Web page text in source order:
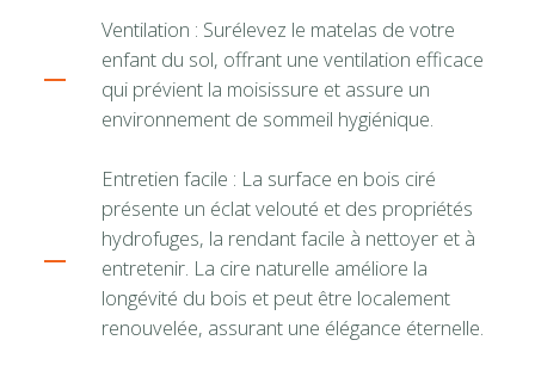
Ventilation : Surélevez le matelas de votre
enfant du sol, offrant une ventilation efficace
qui prévient la moisissure et assure un
environnement de sommeil hygiénique.
Entretien facile : La surface en bois ciré
présente un éclat velouté et des propriétés
hydrofuges, la rendant facile à nettoyer et à
entretenir. La cire naturelle améliore la
longévité du bois et peut être localement
renouvelée, assurant une élégance éternelle.